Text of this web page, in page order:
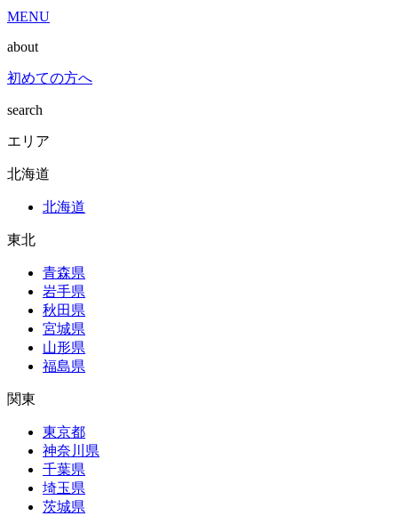
MENU
about
初めての方へ
search
エリア
北海道
北海道
東北
青森県
岩手県
秋田県
宮城県
山形県
福島県
関東
東京都
神奈川県
千葉県
埼玉県
茨城県